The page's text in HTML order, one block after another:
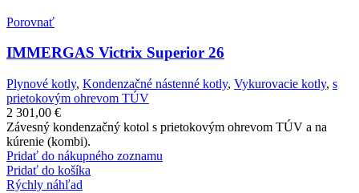
Porovnať
IMMERGAS Victrix Superior 26
Plynové kotly, Kondenzačné nástenné kotly, Vykurovacie kotly, s
prietokovým ohrevom TÚV
2 301,00 €
Závesný kondenzačný kotol s prietokovým ohrevom TÚV a na
kúrenie (kombi).
Pridať do nákupného zoznamu
Pridať do košíka
Rýchly náhľad